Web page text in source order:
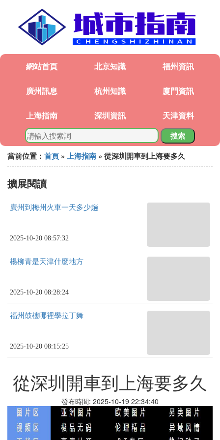
網站首頁 北京知識 福州資訊
廣州訊息 杭州知識 廈門資訊
上海指南 深圳資訊 天津資料
搜索
當前位置： 首頁 » 上海指南 » 從深圳開車到上海要多久
擴展閱讀
廣州到梅州火車一天多少趟
2025-10-20 08:57:32
楊柳青是天津什麼地方
2025-10-20 08:28:24
福州鼓樓哪裡學拉丁舞
2025-10-20 08:15:25
從深圳開車到上海要多久
發布時間: 2025-10-19 22:34:40